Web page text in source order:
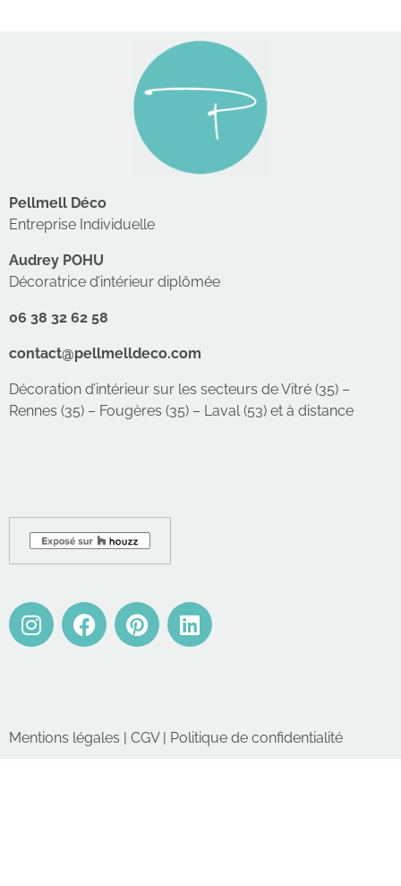
Pellmell Déco
Entreprise Individuelle
Audrey POHU
Décoratrice d’intérieur diplômée
06 38 32 62 58
contact@pellmelldeco.com
Décoration d’intérieur sur les secteurs de Vitré (35) –
Rennes (35) – Fougères (35) – Laval (53) et à distance
Mentions légales CGV| Politique de confidentialité